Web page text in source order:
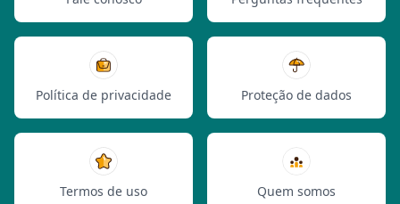
Política de privacidade Proteção de dados
Termos de uso Quem somos